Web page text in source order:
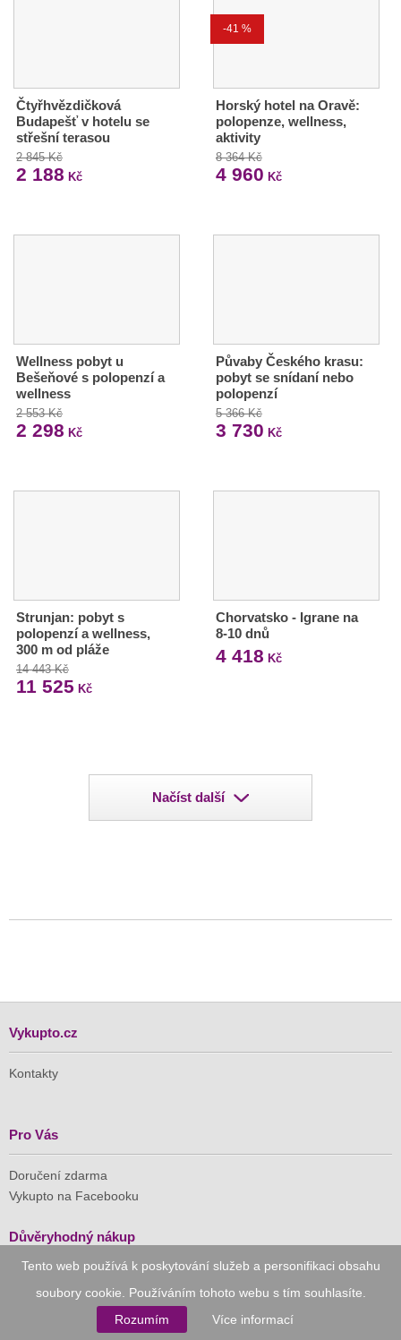
Tento web používá k poskytování služeb a personifikaci obsahu
soubory cookie. Používáním tohoto webu s tím souhlasíte.
Rozumím
Více informací
Čtyřhvězdičková
Budapešť v hotelu se
střešní terasou
2 845 Kč
2 188 Kč
-41 %
Horský hotel na Oravě:
polopenze, wellness,
aktivity
8 364 Kč
4 960 Kč
Wellness pobyt u
Bešeňové s polopenzí a
wellness
2 553 Kč
2 298 Kč
Půvaby Českého krasu:
pobyt se snídaní nebo
polopenzí
5 366 Kč
3 730 Kč
Strunjan: pobyt s
polopenzí a wellness,
300 m od pláže
14 443 Kč
11 525 Kč
Chorvatsko - Igrane na
8-10 dnů
4 418 Kč
Načíst další
Vykupto.cz
Kontakty
Pro Vás
Doručení zdarma
Vykupto na Facebooku
Důvěryhodný nákup
komerci (APEK)